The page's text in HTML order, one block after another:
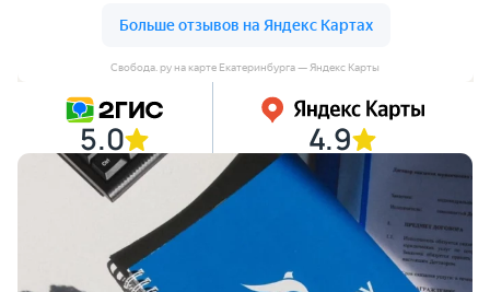
Свобода. ру на карте Екатеринбурга — Яндекс Карты
5.0 4.9